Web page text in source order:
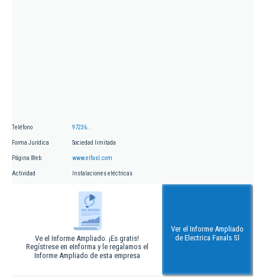
Teléfono 97236...
Forma Jurídica Sociedad limitada
Página Web www.elfasl.com
Actividad Instalaciones eléctricas
Ve el Informe Ampliado. ¡Es gratis!
Regístrese en eInforma y le regalamos el
Informe Ampliado de esta empresa
Ver el Informe Ampliado
de Electrica Fanals Sl